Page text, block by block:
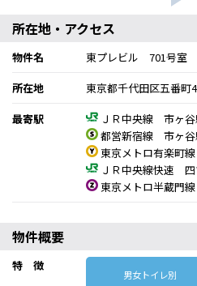
所在地・アクセス
物件名
東プレビル 701号室
所在地
東京都千代田区五番町
最寄駅
ＪＲ中央線 市ヶ
都営新宿線 市ヶ谷
東京メトロ有楽町
ＪＲ中央線快速
東京メトロ半蔵門
物件概要
特 徴
男女トイレ別